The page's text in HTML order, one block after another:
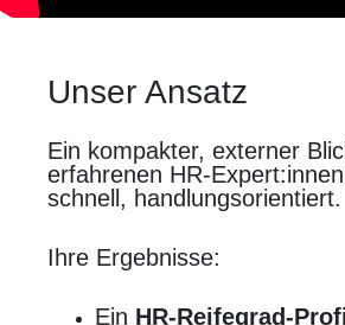
Unser Ansatz
Ein kompakter, externer
erfahrenen HR-
schnell, handlungsorientiert.
Ihre Ergebnisse:
Ein HR-Reifegrad-